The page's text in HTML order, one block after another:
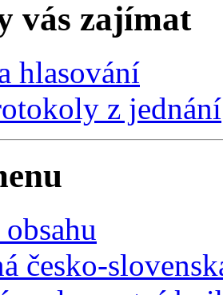
vás zajímat
hlasování
z jednání
česko-